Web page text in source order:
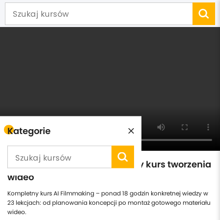
Kategorie
Filmmaking AI - kompleksowy kurs tworzenia
wideo
Kompletny kurs AI Filmmaking – ponad 18 godzin konkretnej wiedzy w
23 lekcjach: od planowania koncepcji po montaż gotowego materiału
wideo.